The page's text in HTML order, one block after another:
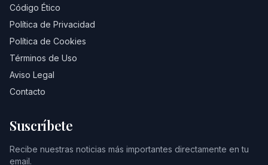
Código Ético
Política de Privacidad
Política de Cookies
Términos de Uso
Aviso Legal
Contacto
Suscríbete
Recibe nuestras noticias más importantes directamente en tu
email.